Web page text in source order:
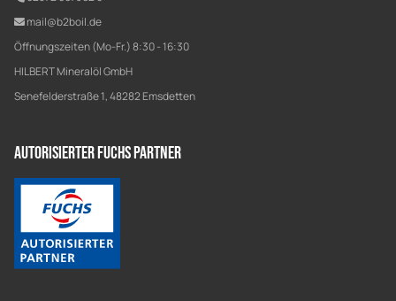
mail@b2boil.de
Öffnungszeiten (Mo-Fr.) 8:30 - 16:30
HILBERT Mineralöl GmbH
Senefelderstraße 1, 48282 Emsdetten
Autorisierter Fuchs Partner